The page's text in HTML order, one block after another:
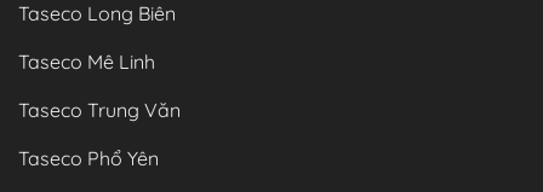
Taseco Long Biên
Taseco Mê Linh
Taseco Trung Văn
Taseco Phổ Yên